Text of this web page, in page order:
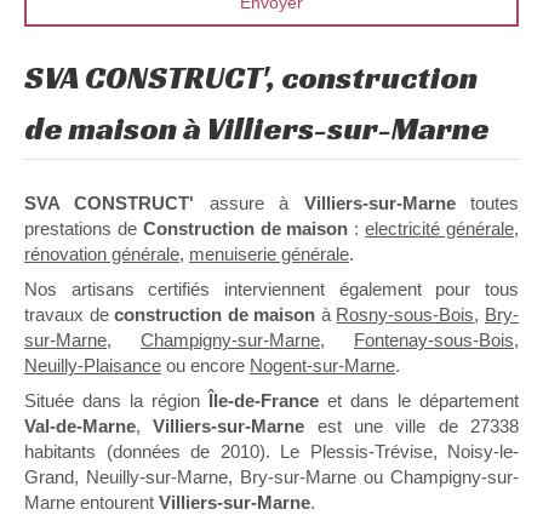
SVA CONSTRUCT', construction
de maison à Villiers-sur-Marne
SVA CONSTRUCT' assure à Villiers-sur-Marnetoutes
prestations de Construction de maison :electricité générale,
rénovation générale, menuiserie générale.
Nos artisans certifiés interviennent également pour tous
travaux deconstruction de maison à Rosny-sous-Bois, Bry-
sur-Marne, Champigny-sur-Marne, Fontenay-sous-Bois,
Neuilly-Plaisance ou encore Nogent-sur-Marne.
Située dans la région Île-de-France et dans le département
Val-de-Marne,Villiers-sur-Marne est une ville de 27338
habitants (données de 2010). Le Plessis-Trévise, Noisy-le-
Grand, Neuilly-sur-Marne, Bry-sur-Marne ou Champigny-sur-
Marne entourent Villiers-sur-Marne.